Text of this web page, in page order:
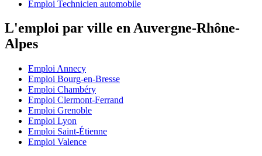
Emploi Technicien automobile
L'emploi par ville en Auvergne-Rhône-
Alpes
Emploi Annecy
Emploi Bourg-en-Bresse
Emploi Chambéry
Emploi Clermont-Ferrand
Emploi Grenoble
Emploi Lyon
Emploi Saint-Étienne
Emploi Valence